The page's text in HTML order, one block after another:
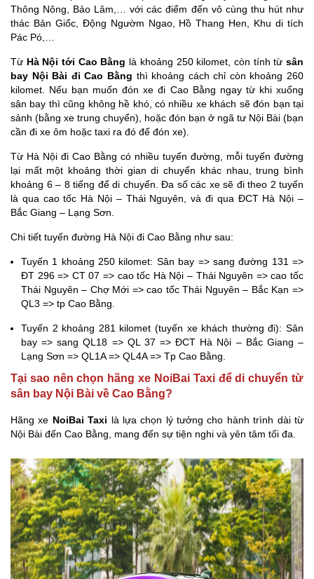
Thông Nông, Bảo Lâm,… với các điểm đến vô cùng thu hút như
thác Bản Giốc, Động Ngườm Ngao, Hồ Thang Hen, Khu di tích
Pác Pó,…
Từ Hà Nội tới Cao Bằng là khoảng 250 kilomet, còn tính từsân
bay Nội Bài đi Cao Bằng thì khoảng cách chỉ còn khoảng 260
kilomet. Nếu bạn muốn đón xe đi Cao Bằng ngay từ khi xuống
sân bay thì cũng không hề khó, có nhiều xe khách sẽ đón bạn tại
sảnh (bằng xe trung chuyển), hoặc đón bạn ở ngã tư Nội Bài (bạn
cần đi xe ôm hoặc taxi ra đó để đón xe).
Từ Hà Nội đi Cao Bằng có nhiều tuyến đường, mỗi tuyến đường
lại mất một khoảng thời gian di chuyển khác nhau, trung bình
khoảng 6 – 8 tiếng để di chuyển. Đa số các xe sẽ đi theo 2 tuyến
là qua cao tốc Hà Nội – Thái Nguyên, và đi qua ĐCT Hà Nội –
Bắc Giang – Lạng Sơn.
Chi tiết tuyến đường Hà Nội đi Cao Bằng như sau:
Tuyến 1 khoảng 250 kilomet: Sân bay => sang đường 131 =>
ĐT 296 => CT 07 => cao tốc Hà Nội – Thái Nguyên => cao tốc
Thái Nguyên – Chợ Mới => cao tốc Thái Nguyên – Bắc Kạn =>
QL3 => tp Cao Bằng.
Tuyến 2 khoảng 281 kilomet (tuyến xe khách thường đi): Sân
bay => sang QL18 => QL 37 => ĐCT Hà Nội – Bắc Giang –
Lạng Sơn => QL1A => QL4A => Tp Cao Bằng.
Tại sao nên chọn hãng xe NoiBai Taxi để di chuyển từ
sân bay Nội Bài về Cao Bằng?
Hãng xe NoiBai Taxi là lựa chọn lý tưởng cho hành trình dài từ
Nội Bài đến Cao Bằng, mang đến sự tiện nghi và yên tâm tối đa.